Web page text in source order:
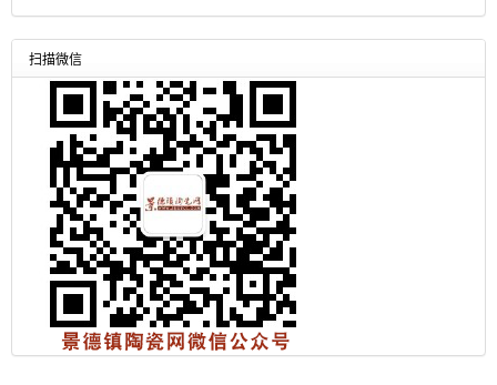
扫描微信